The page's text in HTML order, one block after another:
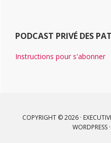
PODCAST PRIVÉ DES
Instructions pour s'abonner
COPYRIGHT © 2026 ·
WORDPRESS·